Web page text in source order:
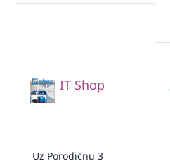
IT Shop
Uz Porodičnu 3